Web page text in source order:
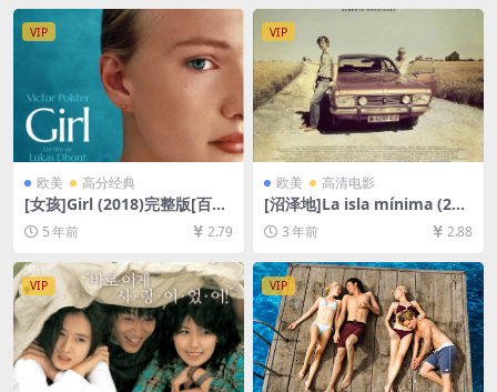
[中英字幕]
VIP
欧美 高分经典
[女孩]Girl (2018)完整版[百度
网盘+迅雷云盘资源1080P超
清未删减][MP4/5.1GB][原声
中字]
5 年前 2.79
VIP
欧美 高清电影
[沼泽地]La isla mínima (201
4)[百度网盘+夸克网盘1080P
超清未删减资源][网盘在线播
放/下载][MP4/6.6GB][中文字
幕]
3 年前 2.88
VIP VIP